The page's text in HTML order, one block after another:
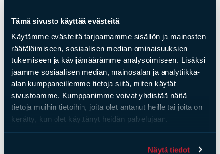
Tämä sivusto käyttää evästeitä
Käytämme evästeitä tarjoamamme sisällön ja mainosten
räätälöimiseen, sosiaalisen median ominaisuuksien
tukemiseen ja kävijämäärämme analysoimiseen. Lisäksi
jaamme sosiaalisen median, mainosalan ja analytiikka-
alan kumppaneillemme tietoja siitä, miten käytät
sivustoamme. Kumppanimme voivat yhdistää näitä
tietoja muihin tietoihin, joita olet antanut heille tai joita on
kerätty, kun olet käyttänyt heidän palvelujaan.
Näytä tiedot
Saat­tai­sit ol­la kiin­nos­tu­nut
myös näis­tä